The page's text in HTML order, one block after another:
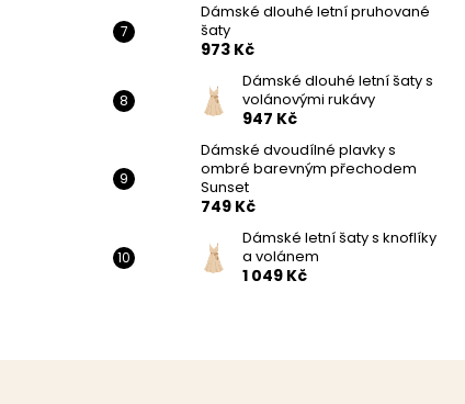
Dámské dlouhé letní pruhované
šaty
973 Kč
Dámské dlouhé letní šaty s
volánovými rukávy
947 Kč
Dámské dvoudílné plavky s
ombré barevným přechodem
Sunset
749 Kč
Dámské letní šaty s knoflíky
a volánem
1 049 Kč